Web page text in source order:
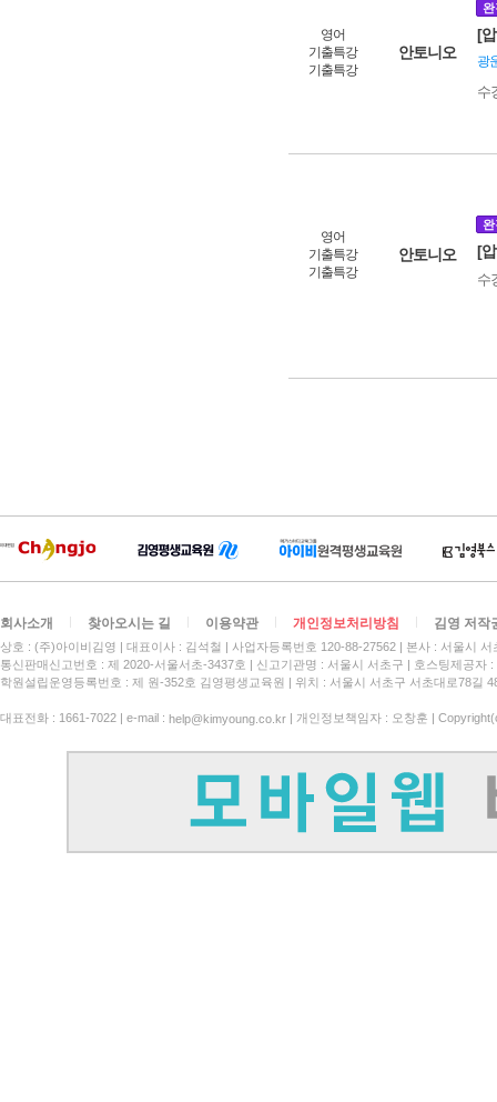
영어
기출특강
기출특강
안토니오
완
[
광
수
영어
기출특강
기출특강
안토니오
완
[
수
회사소개 찾아오시는 길 이용약관 개인정보처리방침 김영 저작
상호 : (주)아이비김영 대표이사 : 김석철 사업자등록번호 120-88-27562
본사 : 서울시
통신판매신고번호 : 제 2020-서울서초-3437호
신고기관명 : 서울시 서초구
호스팅제공자
학원설립운영등록번호 : 제 원-352호 김영평생교육원 | 위치 : 서울시 서초구 서초대로78길
대표전화 : 1661-7022 | e-mail : help@kimyoung.co.kr | 개인정보책임자 : 오창훈 |